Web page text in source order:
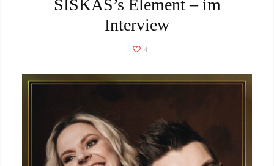
SISKAS’s Element – im
Interview
4